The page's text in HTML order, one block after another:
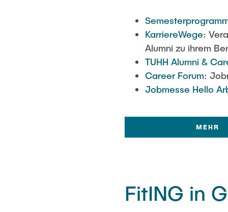
KarriereWege:
Alumni zu ihrem
TUHH Alumni &
Career Forum:
Jobmesse Hello
MEHR
FitING in